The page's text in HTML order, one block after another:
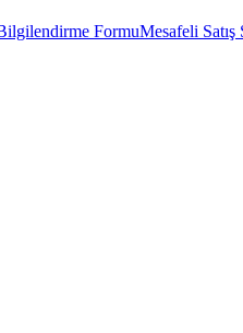
FormuMesafeli Satış